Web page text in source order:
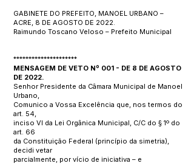
GABINETE DO PREFEITO, MANOEL URBANO –
ACRE, 8 DE AGOSTO DE 2022.
Raimundo Toscano Veloso – Prefeito Municipal
*********************
MENSAGEM DE VETO Nº 001 - DE 8 DE AGOSTO
DE 2022.
Senhor Presidente da Câmara Municipal de Manoel
Urbano,
Comunico a Vossa Excelência que, nos termos do
art. 54,
inciso VI da Lei Orgânica Municipal, C/C do § 1º do
art. 66
da Constituição Federal (princípio da simetria),
decidi vetar
parcialmente, por vício de iniciativa – e